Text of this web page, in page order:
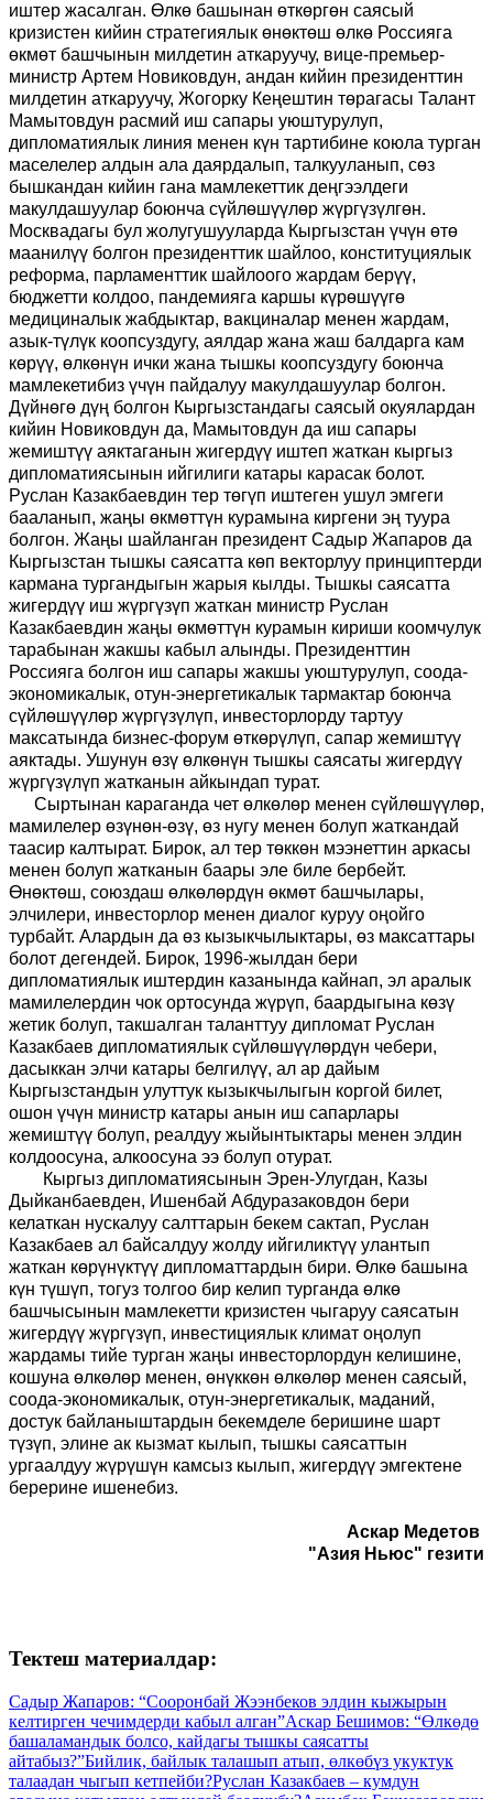
иштер жасалган. Өлкө башынан өткөргөн саясый
кризистен кийин стратегиялык өнөктөш өлкө Россияга
өкмөт башчынын милдетин аткаруучу, вице-премьер-
министр Артем Новиковдун, андан кийин президенттин
милдетин аткаруучу, Жогорку Кеңештин төрагасы Талант
Мамытовдун расмий иш сапары уюштурулуп,
дипломатиялык линия менен күн тартибине коюла турган
маселелер алдын ала даярдалып, талкууланып, сөз
бышкандан кийин гана мамлекеттик деңгээлдеги
макулдашуулар боюнча сүйлөшүүлөр жүргүзүлгөн.
Москвадагы бул жолугушууларда Кыргызстан үчүн өтө
маанилүү болгон президенттик шайлоо, конституциялык
реформа, парламенттик шайлоого жардам берүү,
бюджетти колдоо, пандемияга каршы күрөшүүгө
медициналык жабдыктар, вакциналар менен жардам,
азык-түлүк коопсуздугу, аялдар жана жаш балдарга кам
көрүү, өлкөнүн ички жана тышкы коопсуздугу боюнча
мамлекетибиз үчүн пайдалуу макулдашуулар болгон.
Дүйнөгө дүң болгон Кыргызстандагы саясый окуялардан
кийин Новиковдун да, Мамытовдун да иш сапары
жемиштүү аяктаганын жигердүү иштеп жаткан кыргыз
дипломатиясынын ийгилиги катары карасак болот.
Руслан Казакбаевдин тер төгүп иштеген ушул эмгеги
бааланып, жаңы өкмөттүн курамына киргени эң туура
болгон. Жаңы шайланган президент Садыр Жапаров да
Кыргызстан тышкы саясатта көп векторлуу принциптерди
кармана тургандыгын жарыя кылды. Тышкы саясатта
жигердүү иш жүргүзүп жаткан министр Руслан
Казакбаевдин жаңы өкмөттүн курамын кириши коомчулук
тарабынан жакшы кабыл алынды. Президенттин
Россияга болгон иш сапары жакшы уюштурулуп, соода-
экономикалык, отун-энергетикалык тармактар боюнча
сүйлөшүүлөр жүргүзүлүп, инвесторлорду тартуу
максатында бизнес-форум өткөрүлүп, сапар жемиштүү
аяктады. Ушунун өзү өлкөнүн тышкы саясаты жигердүү
жүргүзүлүп жатканын айкындап турат.
Сыртынан караганда чет өлкөлөр менен сүйлөшүүлөр,
мамилелер өзүнөн-өзү, өз нугу менен болуп жаткандай
таасир калтырат. Бирок, ал тер төккөн мээнеттин аркасы
менен болуп жатканын баары эле биле бербейт.
Өнөктөш, союздаш өлкөлөрдүн өкмөт башчылары,
элчилери, инвесторлор менен диалог куруу оңойго
турбайт. Алардын да өз кызыкчылыктары, өз максаттары
болот дегендей. Бирок, 1996-жылдан бери
дипломатиялык иштердин казанында кайнап, эл аралык
мамилелердин чок ортосунда жүрүп, баардыгына көзү
жетик болуп, такшалган таланттуу дипломат Руслан
Казакбаев дипломатиялык сүйлөшүүлөрдүн чебери,
дасыккан элчи катары белгилүү, ал ар дайым
Кыргызстандын улуттук кызыкчылыгын коргой билет,
ошон үчүн министр катары анын иш сапарлары
жемиштүү болуп, реалдуу жыйынтыктары менен элдин
колдоосуна, алкоосуна ээ болуп отурат.
Кыргыз дипломатиясынын Эрен-Улугдан, Казы
Дыйканбаевден, Ишенбай Абдуразаковдон бери
келаткан нускалуу салттарын бекем сактап, Руслан
Казакбаев ал байсалдуу жолду ийгиликтүү улантып
жаткан көрүнүктүү дипломаттардын бири. Өлкө башына
күн түшүп, тогуз толгоо бир келип турганда өлкө
башчысынын мамлекетти кризистен чыгаруу саясатын
жигердүү жүргүзүп, инвестициялык климат оңолуп
жардамы тийе турган жаңы инвесторлордун келишине,
кошуна өлкөлөр менен, өнүккөн өлкөлөр менен саясый,
соода-экономикалык, отун-энергетикалык, маданий,
достук байланыштардын бекемделе беришине шарт
түзүп, элине ак кызмат кылып, тышкы саясаттын
ургаалдуу жүрүшүн камсыз кылып, жигердүү эмгектене
берерине ишенебиз.
Аскар Медетов
"Азия Ньюс" гезити
Тектеш материалдар:
Садыр Жапаров: “Сооронбай Жээнбеков элдин кыжырын
келтирген чечимдерди кабыл алган”Аскар Бешимов: “Өлкөдө
башаламандык болсо, кайдагы тышкы саясатты
айтабыз?”Бийлик, байлык талашып атып, өлкөбүз укуктук
талаадан чыгып кетпейби?Руслан Казакбаев – кумдун